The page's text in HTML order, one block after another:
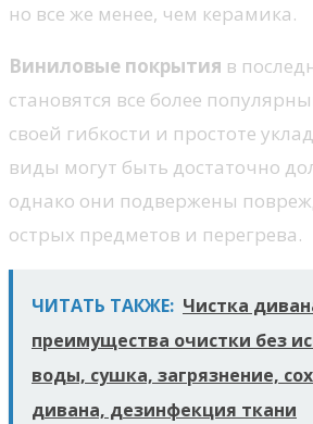
но все же менее, чем керамика.
Виниловые покрытия в
становятся все более
своей гибкости и простоте
виды могут быть достаточно
однако они подвержены
острых предметов и перегрева.
ЧИТАТЬ ТАКЖЕ: Чистка
преимущества очистки без
воды, сушка, загрязнение,
дивана, дезинфекция ткани